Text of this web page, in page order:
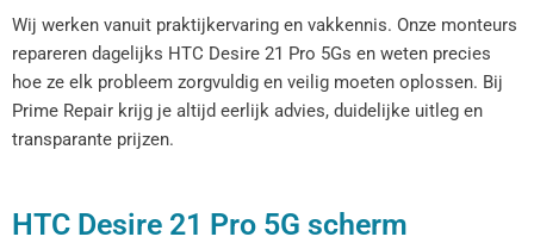
Wij werken vanuit praktijkervaring en vakkennis. Onze monteurs
repareren dagelijks HTC Desire 21 Pro 5Gs en weten precies
hoe ze elk probleem zorgvuldig en veilig moeten oplossen. Bij
Prime Repair krijg je altijd eerlijk advies, duidelijke uitleg en
transparante prijzen.
HTC Desire 21 Pro 5G scherm